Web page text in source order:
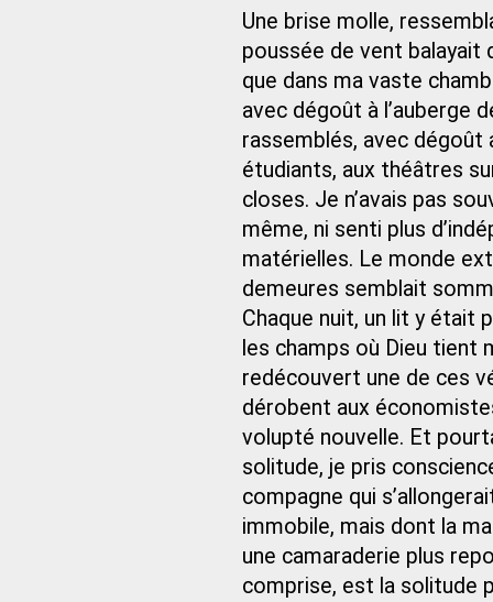
Une brise molle,
poussée de vent balayait
que dans ma vaste
avec dégoût à l’auberge
rassemblés, avec
étudiants, aux théâtres
closes. Je n’avais pas
même, ni senti plus
matérielles. Le monde
demeures semblait
Chaque nuit, un lit y était
les champs où Dieu tient
redécouvert une de ces
dérobent aux
volupté nouvelle. Et
solitude, je pris
compagne qui
immobile, mais dont la
une camaraderie plus
comprise, est la solitude